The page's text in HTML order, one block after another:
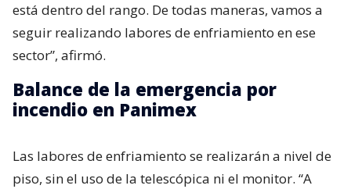
está dentro del rango. De todas maneras, vamos a
seguir realizando labores de enfriamiento en ese
sector”, afirmó.
Balance de la emergencia por
incendio en Panimex
Las labores de enfriamiento se realizarán a nivel de
piso, sin el uso de la telescópica ni el monitor. “A